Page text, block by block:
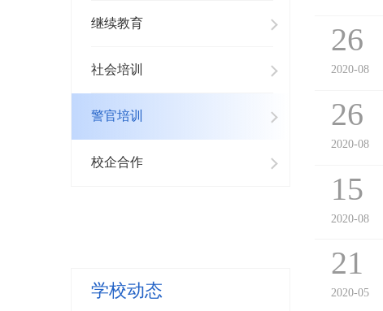
继续教育
社会培训
警官培训
校企合作
学校动态
26
2020-08
26
2020-08
15
2020-08
21
2020-05